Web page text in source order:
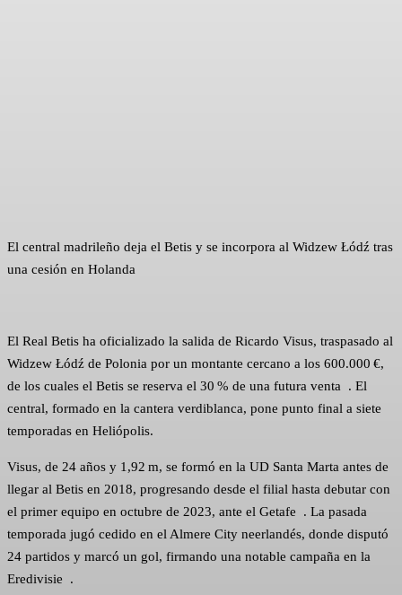
El central madrileño deja el Betis y se incorpora al Widzew Łódź tras
una cesión en Holanda
El Real Betis ha oficializado la salida de Ricardo Visus, traspasado al
Widzew Łódź de Polonia por un montante cercano a los 600.000 €,
de los cuales el Betis se reserva el 30 % de una futura venta . El
central, formado en la cantera verdiblanca, pone punto final a siete
temporadas en Heliópolis.
Visus, de 24 años y 1,92 m, se formó en la UD Santa Marta antes de
llegar al Betis en 2018, progresando desde el filial hasta debutar con
el primer equipo en octubre de 2023, ante el Getafe . La pasada
temporada jugó cedido en el Almere City neerlandés, donde disputó
24 partidos y marcó un gol, firmando una notable campaña en la
Eredivisie .